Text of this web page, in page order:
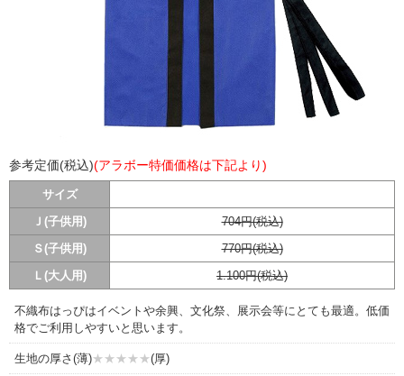
参考定価(税込)(アラボー特価価格は下記より)
サイズ
Ｊ(子供用)
704円(税込)
Ｓ(子供用)
770円(税込)
Ｌ(大人用)
1.100円(税込)
不織布はっぴはイベントや余興、文化祭、展示会等にとても最適。低価
格でご利用しやすいと思います。
生地の厚さ(薄)★★★★★(厚)